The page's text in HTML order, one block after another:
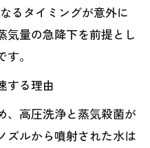
るタイミングが意外に
気量の急降下を前提とし
。
する理由
、高圧洗浄と蒸気殺菌が
ズルから噴射された水は